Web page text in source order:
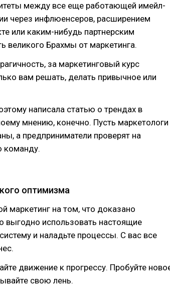
между все еще работающей имейл-
через инфлюенсеров, расширением
или каким-нибудь партнерским
великого Брахмы от маркетинга.
за маркетинговый курс
вам решать, делать привычное или
написала статью о трендах в
мнению, конечно. Пусть маркетологи
а предприниматели проверят на
команду.
оптимизма
маркетинг на том, что доказано
выгодно использовать настоящие
и наладьте процессы. С вас все
движение к прогрессу. Пробуйте
свою лень.